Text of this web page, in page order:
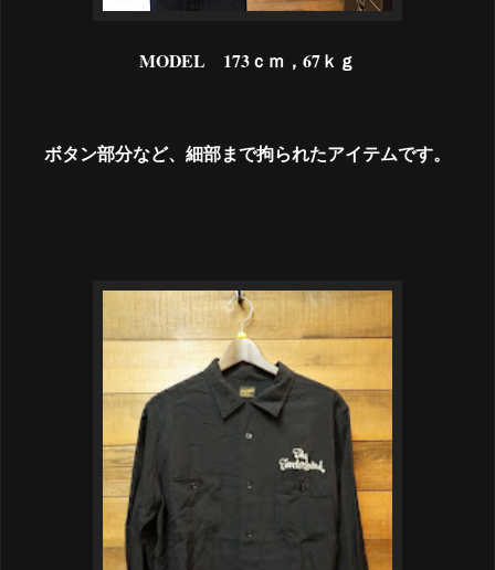
MODEL 173ｃｍ，67ｋｇ
ボタン部分など、細部まで拘られたアイテムです。